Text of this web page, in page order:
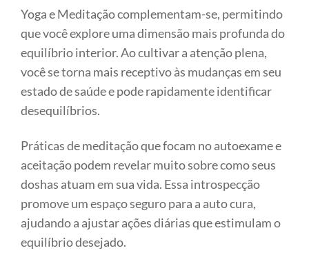
Yoga e Meditação complementam-se, permitindo
que você explore uma dimensão mais profunda do
equilíbrio interior. Ao cultivar a atenção plena,
você se torna mais receptivo às mudanças em seu
estado de saúde e pode rapidamente identificar
desequilíbrios.
Práticas de meditação que focam no autoexame e
aceitação podem revelar muito sobre como seus
doshas atuam em sua vida. Essa introspecção
promove um espaço seguro para a auto cura,
ajudando a ajustar ações diárias que estimulam o
equilíbrio desejado.